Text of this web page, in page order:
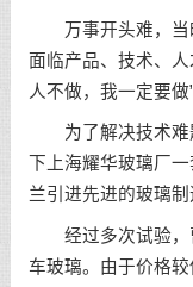
万事开头难，当
面临产品、技术、人
人不做，我一定要做”
为了解决技术难
下上海耀华玻璃厂
兰引进先进的玻璃制
经过多次试验，
车玻璃。由于价格